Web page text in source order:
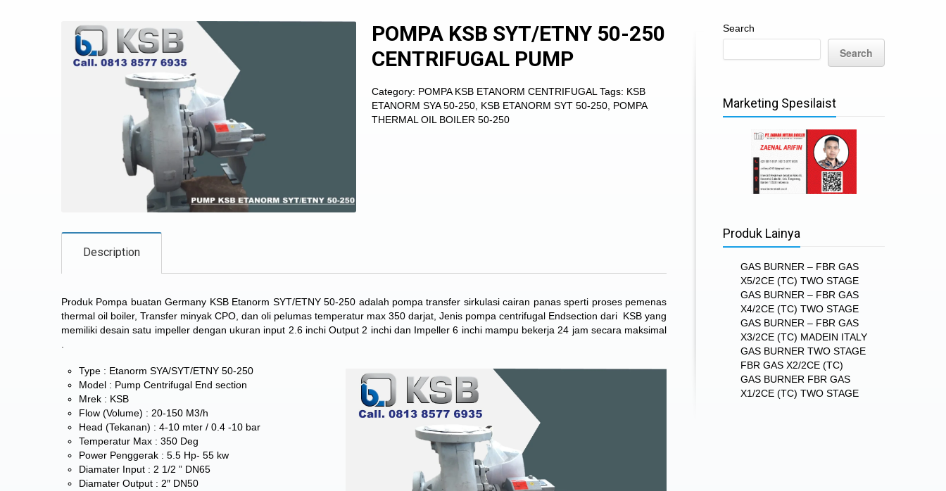
POMPA KSB SYT/ETNY 50-250
CENTRIFUGAL PUMP
Category: POMPA KSB ETANORM CENTRIFUGAL Tags: KSB
ETANORM SYA 50-250 KSB ETANORM SYT 50-250 POMPA
THERMAL OIL BOILER 50-250
Description
Produk Pompa buatan Germany KSB Etanorm SYT/ETNY 50-250 adalah pompa transfer sirkulasi cairan panas sperti proses pemenas
thermal oil boiler, Transfer minyak CPO, dan oli pelumas temperatur max 350 darjat, Jenis pompa centrifugal Endsection dari KSB yang
memiliki desain satu impeller dengan ukuran input 2.6 inchi Output 2 inchi dan Impeller 6 inchi mampu bekerja 24 jam secara maksimal
.
Type : Etanorm SYA/SYT/ETNY 50-250
Model : Pump Centrifugal End section
Mrek : KSB
Flow (Volume) : 20-150 M3/h
Head (Tekanan) : 4-10 mter / 0.4 -10 bar
Temperatur Max : 350 Deg
Power Penggerak : 5.5 Hp- 55 kw
Diamater Input : 2 1/2 ” DN65
Diamater Output : 2″ DN50
Search
Search
Marketing Spesilaist
Produk Lainya
GAS BURNER – FBR GAS
X5/2CE (TC) TWO STAGE
GAS BURNER – FBR GAS
X4/2CE (TC) TWO STAGE
GAS BURNER – FBR GAS
X3/2CE (TC) MADEIN ITALY
GAS BURNER TWO STAGE
FBR GAS X2/2CE (TC)
GAS BURNER FBR GAS
X1/2CE (TC) TWO STAGE